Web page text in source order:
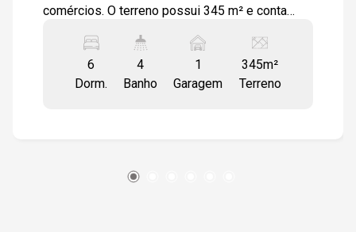
comércios. O terreno possui 345 m² e conta
Sobrado na frente Piso inferior 1 quarto 1
banheiro sala cozinha Piso superior 3 quartos 1
banheiro sala cozinha Casa lateral (salão) 1
para moradia com renda, aluguel ou
6
Dorm.
4
Banho
1
Garagem
345m²
Terreno